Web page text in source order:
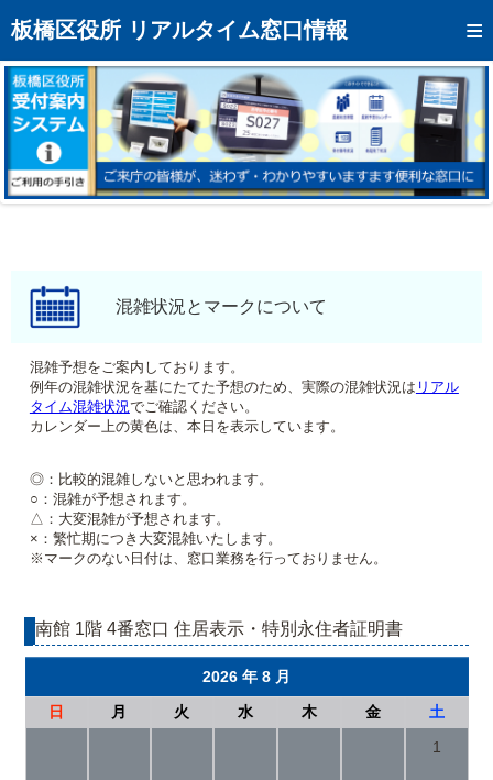
板橋区役所 リアルタイム窓口情報
トップページへ
混雑予想カレンダー
リアルタイム混雑状況
リアルタイム受付番号状況
メール通知登録
モバイルサイト
区役所フロアマップ
混雑状況とマークについて
混雑予想をご案内しております。
例年の混雑状況を基にたてた予想のため、実際の混雑状況は リアル
タイム混雑状況でご確認ください。
カレンダー上の黄色は、本日を表示しています。
◎：比較的混雑しないと思われます。
○：混雑が予想されます。
△：大変混雑が予想されます。
×：繁忙期につき大変混雑いたします。
※マークのない日付は、窓口業務を行っておりません。
南館 1階 4番窓口 住居表示・特別永住者証明書
2026 年 8 月
日
月 火 水 木 金
土
1